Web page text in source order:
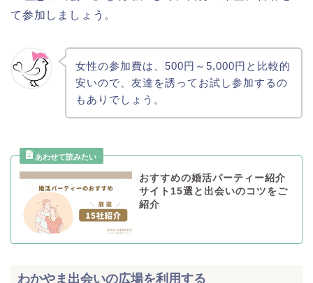
て参加しましょう。
女性の参加費は、500円～5,000円と比較的
安いので、友達を誘ってお試し参加するの
もありでしょう。
おすすめの婚活パーティー紹介
サイト15選と出会いのコツをご
紹介
わかやま出会いの広場を利用する